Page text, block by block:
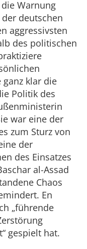
Warnung
deutschen
aggressivsten
des politischen
ganz klar die
Politik des
war eine der
zum Sturz von
der
des Einsatzes
al-Assad
Chaos
En
„führende
gespielt hat.